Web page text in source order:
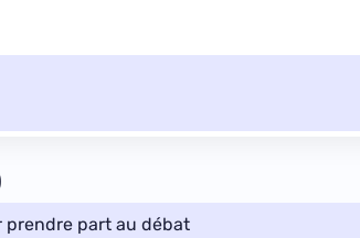
part au débat